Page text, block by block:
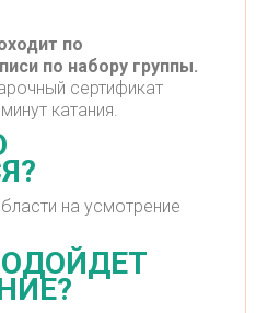
по
по набору группы.
сертификат
катания.
на усмотрение